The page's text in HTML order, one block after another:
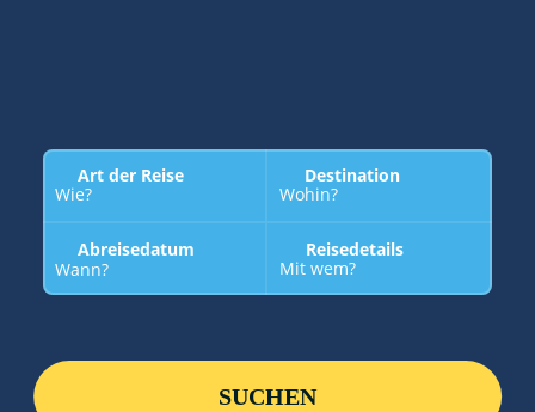
Art der Reise
Wie?
Destination
Wohin?
Abreisedatum
Wann?
Reisedetails
Mit wem?
SUCHEN